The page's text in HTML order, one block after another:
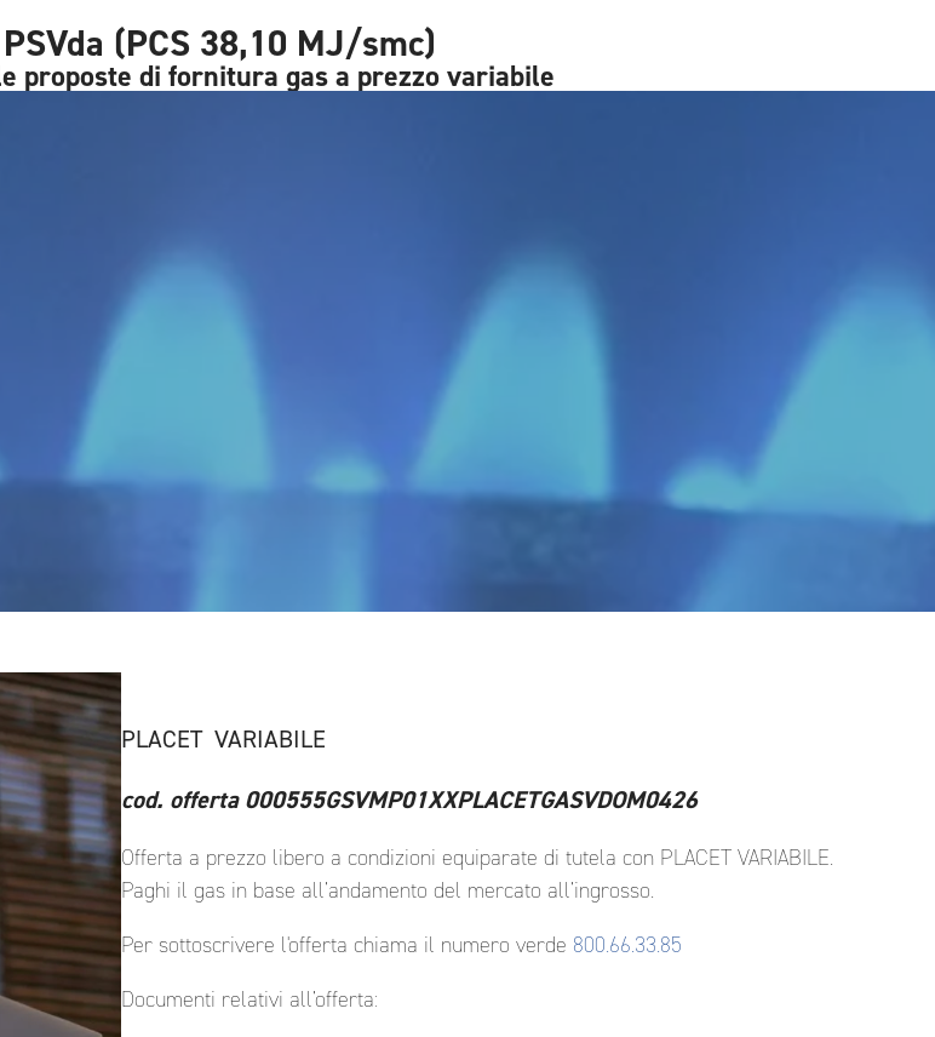
(PCS 38,10 MJ/smc)
proposte di fornitura gas a prezzo variabile
PLACET VARIABILE
cod. offerta 000555GSVMP01XXPLACETGASVDOM0426
Offerta a prezzo libero a condizioni equiparate di tutela con PLACET VARIABILE.
Paghi il gas in base all’andamento del mercato all’ingrosso.
Per sottoscrivere l'offerta chiama il numero verde 800.66.33.85
Documenti relativi all’offerta: